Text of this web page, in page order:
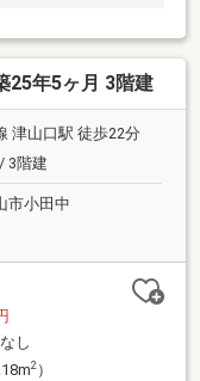
25年5ヶ月 3階建
津山口駅 徒歩22分
3階建
市小田中
なし
2）